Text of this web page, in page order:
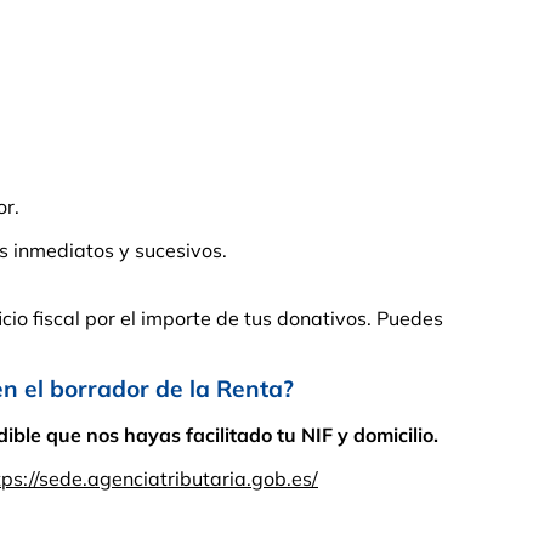
inmediatos y sucesivos.
fiscal por el importe de tus donativos. Puedes
el borrador de la Renta?
que nos hayas facilitado tu NIF y domicilio.
sede.agenciatributaria.gob.es/